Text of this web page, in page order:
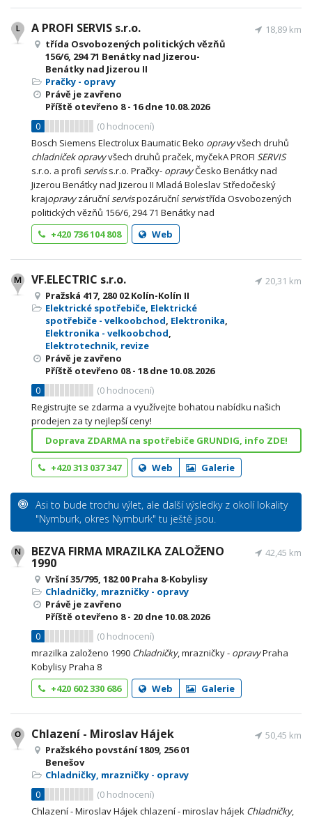
A PROFI SERVIS s.r.o.
třída Osvobozených politických vězňů
156/6, 294 71 Benátky nad Jizerou-
Benátky nad Jizerou II
Pračky - opravy
Právě je zavřeno
Příště otevřeno 8 - 16dne 10.08.2026
0
(0 hodnocení)
18,89 km
Bosch Siemens Electrolux Baumatic Beko opravyvšech druhů
chladniček opravyvšech druhů praček, myčekA PROFI SERVIS
s.r.o. a profi serviss.r.o. Pračky- opravyČesko Benátky nad
Jizerou Benátky nad Jizerou II Mladá Boleslav Středočeský
krajopravyzáručníservispozáručníservistřída Osvobozených
politických vězňů 156/6, 294 71 Benátky nad
+420 736 104 808
Web
VF.ELECTRIC s.r.o.
Pražská 417, 280 02 Kolín-Kolín II
Elektrické spotřebiče, Elektrické
spotřebiče - velkoobchod, Elektronika,
Elektronika - velkoobchod,
Elektrotechnik, revize
Právě je zavřeno
Příště otevřeno 08 - 18dne 10.08.2026
0
(0 hodnocení)
20,31 km
Registrujte se zdarma a využívejte bohatou nabídku našich
prodejen za ty nejlepší ceny!
Doprava ZDARMA na spotřebiče GRUNDIG, info ZDE!
+420 313 037 347 Web Galerie
Asi to bude trochu výlet, ale další výsledky z okolí lokality
"Nymburk, okres Nymburk" tu ještě jsou.
BEZVA FIRMA MRAZILKA ZALOŽENO
1990
Vršní 35/795, 182 00 Praha 8-Kobylisy
Chladničky, mrazničky - opravy
Právě je zavřeno
Příště otevřeno 8 - 20 dne 10.08.2026
0
(0 hodnocení)
42,45 km
mrazilka založeno 1990 Chladničky, mrazničky - opravyPraha
Kobylisy Praha 8
+420 602 330 686
Web Galerie
Chlazení - Miroslav Hájek
Pražského povstání 1809, 256 01
Benešov
Chladničky, mrazničky - opravy
0
(0 hodnocení)
50,45 km
Chlazení - Miroslav Hájek chlazení - miroslav hájek Chladničky,